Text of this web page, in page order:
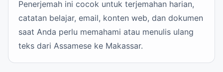
Penerjemah ini cocok untuk terjemahan harian,
catatan belajar, email, konten web, dan dokumen
saat Anda perlu memahami atau menulis ulang
teks dari Assamese ke Makassar.